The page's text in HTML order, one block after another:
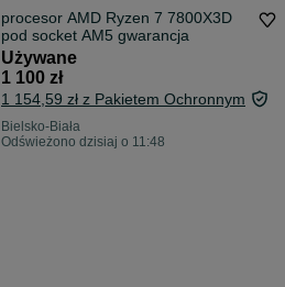
procesor AMD Ryzen 7 7800X3D
pod socket AM5 gwarancja
Używane
1 100 zł
1 154,59 zł z Pakietem Ochronnym
Bielsko-Biała
Odświeżono dzisiaj o 11:48